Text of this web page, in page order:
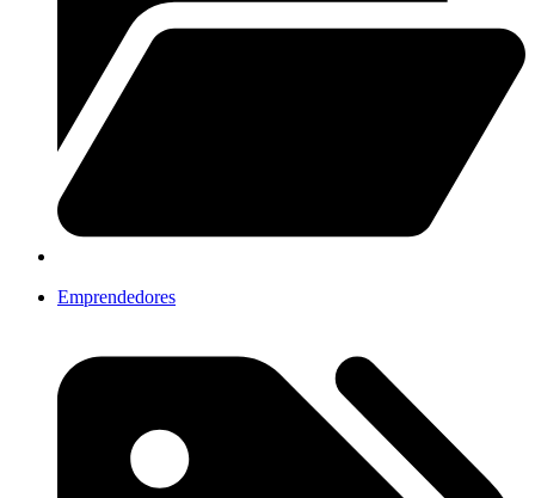
Emprendedores